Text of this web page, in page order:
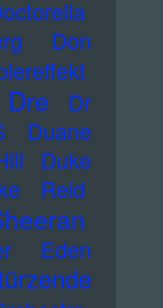
Don
Dr
Duane
Duke
Reid
Eden